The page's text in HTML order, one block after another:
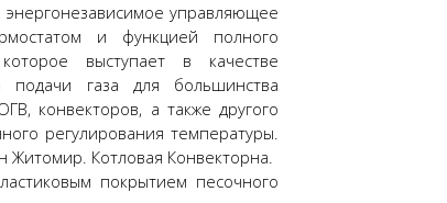
управляющее
и функцией полного
выступает в качестве
подачи газа для большинства
конвекторов, а также другого
регулирования температуры.
Житомир. Котловая Конвекторна.
покрытием песочного